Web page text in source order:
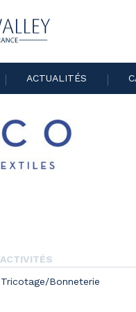
ACTUALITÉS
ACTIVITÉS
Tricotage/Bonneterie